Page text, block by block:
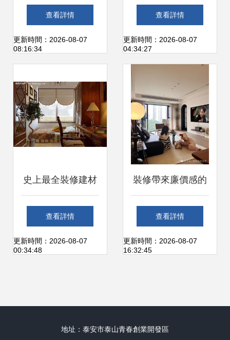
對 從地板甲醛事件
看裝修后健康守護
查看詳情
更新時間：2026-08-07
08:16:34
的基石，裝修第一
網建材企業頻道引
查看詳情
更新時間：2026-08-07
04:34:27
史上最全裝修建材
清單明細表 從硬裝
到軟裝，打造理想
查看詳情
更新時間：2026-08-07
00:34:48
裝修帶來廉價感的
建材，寧愿不做 四
類需謹慎避開的材
查看詳情
更新時間：2026-08-07
16:32:45
地址：泰安市泰山青春創業開發區